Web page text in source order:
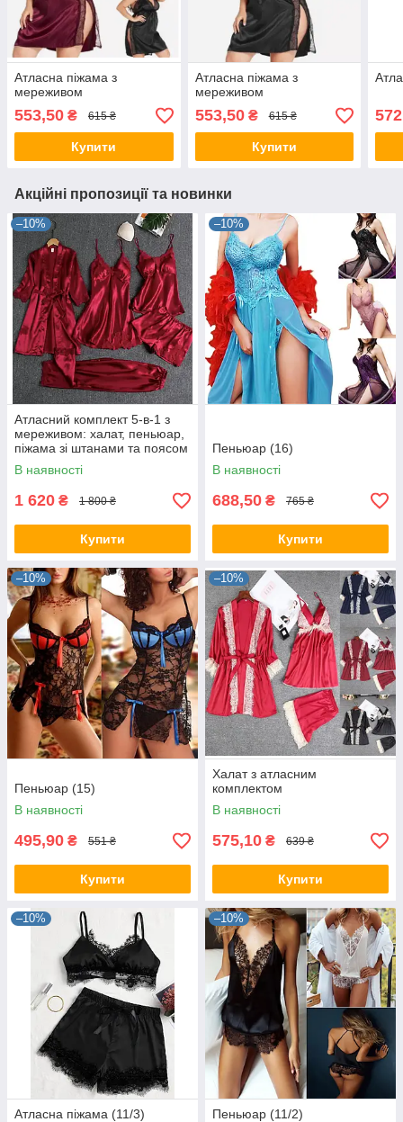
Атласна піжама з
мереживом
553,50 ₴ 615 ₴
Купити
Атласна піжама з
мереживом
553,50₴ 615 ₴
Купити
Акційні пропозиції та новинки
–10%
Атласний комплект 5-в-1 з
мереживом: халат, пеньюар,
піжама зі штанами та поясом
В наявності
1 620 ₴ 1 800 ₴
Купити
–10%
Пеньюар (16)
В наявності
688,50 ₴ 765 ₴
Купити
–10%
Пеньюар (15)
В наявності
495,90 ₴ 551 ₴
Купити
–10%
Халат з атласним
комплектом
В наявності
575,10 ₴ 639 ₴
Купити
–10%
Атласна піжама (11/3)
–10%
Пеньюар (11/2)